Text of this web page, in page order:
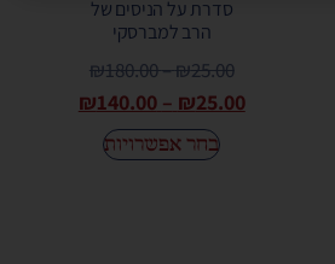
סדרת על הניסים של
הרב למברסקי
₪25.00
–
₪180.00
₪25.00
–
₪140.00
בחר אפשרויות